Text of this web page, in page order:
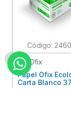
:
Ofix
Papel Ofix
Carta Blanco